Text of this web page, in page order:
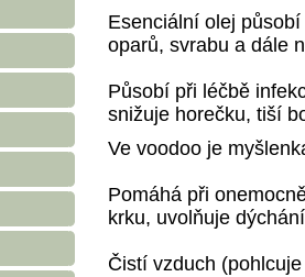
Esenciální olej
oparů, svrabu a dále
Působí při léčbě
snižuje horečku, tiší
Ve voodoo je
Pomáhá při
krku, uvolňuje
Čistí vzduch